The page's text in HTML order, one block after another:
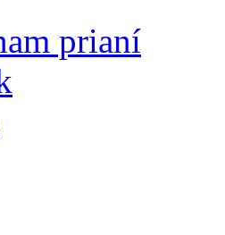
prianí